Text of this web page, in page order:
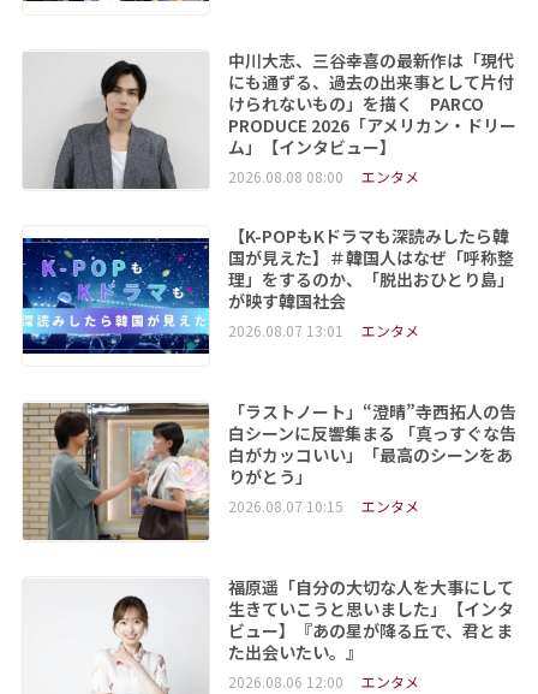
中川大志、三谷幸喜の最新作は「現代
にも通ずる、過去の出来事として片付
けられないもの」を描く PARCO
PRODUCE 2026「アメリカン・ドリー
ム」【インタビュー】
2026.08.08 08:00 エンタメ
【K-POPもKドラマも深読みしたら韓
国が見えた】＃韓国人はなぜ「呼称整
理」をするのか、「脱出おひとり島」
が映す韓国社会
2026.08.07 13:01 エンタメ
「ラストノート」“澄晴”寺西拓人の告
白シーンに反響集まる 「真っすぐな告
白がカッコいい」「最高のシーンをあ
りがとう」
2026.08.07 10:15 エンタメ
福原遥「自分の大切な人を大事にして
生きていこうと思いました」【インタ
ビュー】『あの星が降る丘で、君とま
た出会いたい。』
2026.08.06 12:00 エンタメ